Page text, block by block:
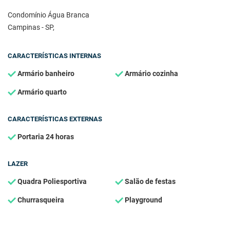
Condomínio Água Branca
Campinas - SP,
CARACTERÍSTICAS INTERNAS
Armário banheiro Armário cozinha
Armário quarto
CARACTERÍSTICAS EXTERNAS
Portaria 24 horas
LAZER
Quadra Poliesportiva Salão de festas
Churrasqueira Playground